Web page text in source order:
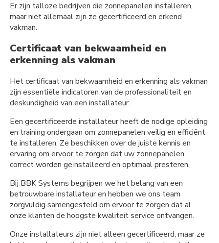
Er zijn talloze bedrijven die zonnepanelen installeren,
maar niet allemaal zijn ze gecertificeerd en erkend
vakman.
Certificaat van bekwaamheid en
erkenning als vakman
Het certificaat van bekwaamheid en erkenning als vakman
zijn essentiële indicatoren van de professionaliteit en
deskundigheid van een installateur.
Een gecertificeerde installateur heeft de nodige opleiding
en training ondergaan om zonnepanelen veilig en efficiënt
te installeren. Ze beschikken over de juiste kennis en
ervaring om ervoor te zorgen dat uw zonnepanelen
correct worden geïnstalleerd en optimaal presteren.
Bij BBK Systems begrijpen we het belang van een
betrouwbare installateur en hebben we ons team
zorgvuldig samengesteld om ervoor te zorgen dat al
onze klanten de hoogste kwaliteit service ontvangen.
Onze installateurs zijn niet alleen gecertificeerd, maar ze